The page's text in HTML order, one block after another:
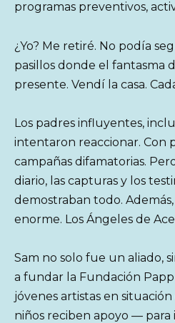
programas preventivos,
¿Yo? Me retiré. No podía
pasillos donde el fantasma
presente. Vendí la casa.
Los padres influyentes,
intentaron reaccionar. Con
campañas difamatorias.
diario, las capturas y los
demostraban todo.
enorme. Los Ángeles de
Sam no solo fue un aliado,
a fundar la Fundación
jóvenes artistas en
niños reciben apoyo —